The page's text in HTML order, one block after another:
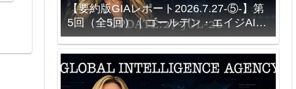
【要約版GIAレポート2026.7.27-⑤-】第
5回（全5回）｜ゴールデン・エイジAIと
ソース接続型シミュレーション｜NASA
創設契約をめぐる説明